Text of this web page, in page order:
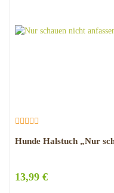
Hunde Halstuch „Nur
13,99 €